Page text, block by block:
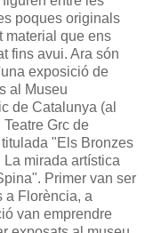
poques originals
material que ens
fins avui. Ara són
exposició de
al Museu
de Catalunya (al
Grc de
"Els Bronzes
La mirada artística
Primer van ser
a Florència, a
van emprendre